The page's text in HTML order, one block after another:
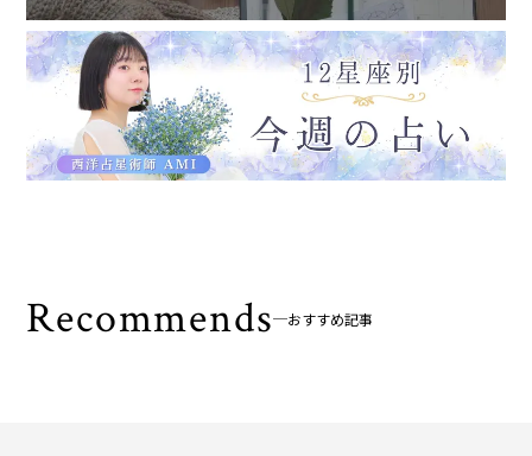
Recommends おすすめ記事